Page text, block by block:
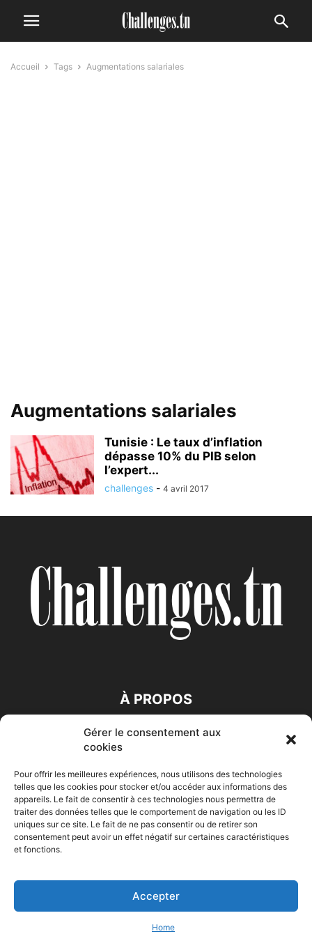
Gérer le consentement aux
cookies
Pour offrir les meilleures expériences, nous utilisons des technologies
telles que les cookies pour stocker et/ou accéder aux informations des
appareils. Le fait de consentir à ces technologies nous permettra de
traiter des données telles que le comportement de navigation ou les ID
uniques sur ce site. Le fait de ne pas consentir ou de retirer son
consentement peut avoir un effet négatif sur certaines caractéristiques
et fonctions.
Accepter
Home
Accueil Tags Augmentations salariales
Augmentations salariales
Tunisie : Le taux d’inflation
dépasse 10% du PIB selon
l’expert...
challenges - 4 avril 2017
À PROPOS
SUIVEZ NOUS
Accueil Economie Entreprises Entrepreneur Afrique
HIGH-TECH Auto-Moto
© Challenges.tn By AAKOM.DIGITAL